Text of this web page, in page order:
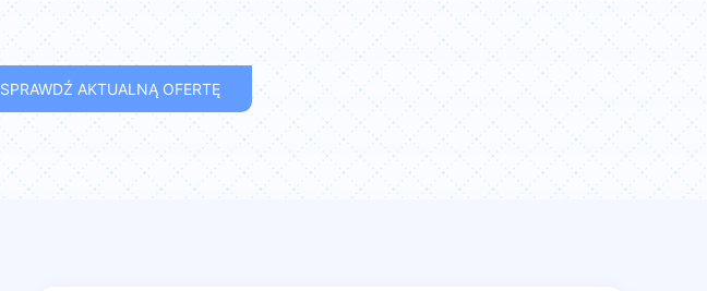
SPRAWDŹ AKTUALNĄ OFERTĘ